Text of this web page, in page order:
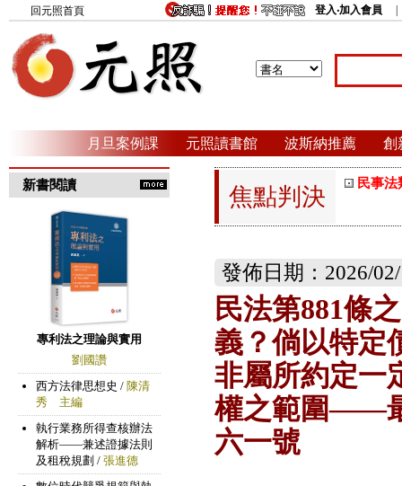
回元照首頁 登入‧加入會員
月旦案例課 元照讀書館 波斯納推薦 創
新書閱讀 焦點判決 民事法
發佈日期：2026/
民法第881條
義？倘以特定
非屬所約定一
權之範圍——
六一號